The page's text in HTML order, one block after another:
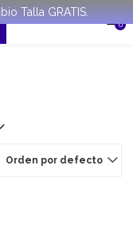
Talla GRATIS.
0
Orden por defecto